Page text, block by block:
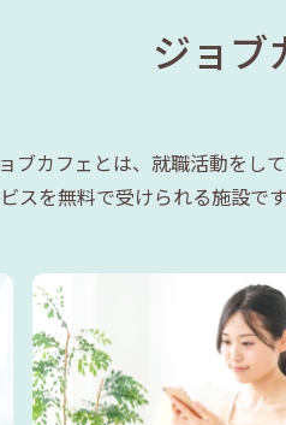
ジョブ
ブカフェとは、就職活動をし
スを無料で受けられる施設で